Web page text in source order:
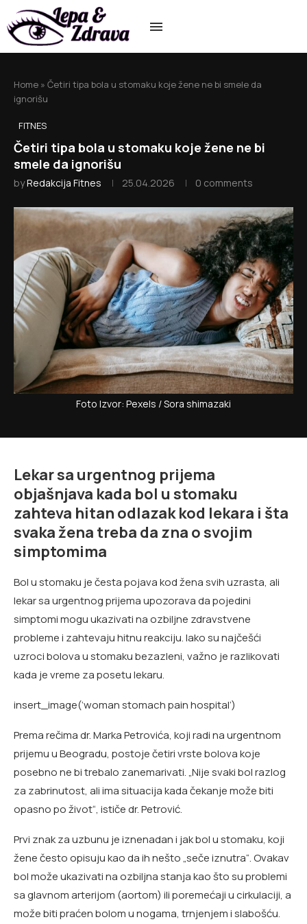
Home » Četiri tipa bola u stomaku koje žene ne bi smele da
ignorišu
FITNES
Četiri tipa bola u stomaku koje žene ne bi
smele da ignorišu
byRedakcija Fitnes 25.04.2026 0 comments
Foto Izvor: Pexels / Sora shimazaki
Lekar sa urgentnog prijema
objašnjava kada bol u stomaku
zahteva hitan odlazak kod lekara i šta
svaka žena treba da zna o svojim
simptomima
Bol u stomaku je česta pojava kod žena svih uzrasta, ali
lekar sa urgentnog prijema upozorava da pojedini
simptomi mogu ukazivati na ozbiljne zdravstvene
probleme i zahtevaju hitnu reakciju. Iako su najčešći
uzroci bolova u stomaku bezazleni, važno je razlikovati
kada je vreme za posetu lekaru.
insert_image(‘woman stomach pain hospital’)
Prema rečima dr. Marka Petrovića, koji radi na urgentnom
prijemu u Beogradu, postoje četiri vrste bolova koje
posebno ne bi trebalo zanemarivati. „Nije svaki bol razlog
za zabrinutost, ali ima situacija kada čekanje može biti
opasno po život“, ističe dr. Petrović.
Prvi znak za uzbunu je iznenadan i jak bol u stomaku, koji
žene često opisuju kao da ih nešto „seče iznutra“. Ovakav
bol može ukazivati na ozbiljna stanja kao što su problemi
sa glavnom arterijom (aortom) ili poremećaji u cirkulaciji, a
može biti praćen bolom u nogama, trnjenjem i slabošću.